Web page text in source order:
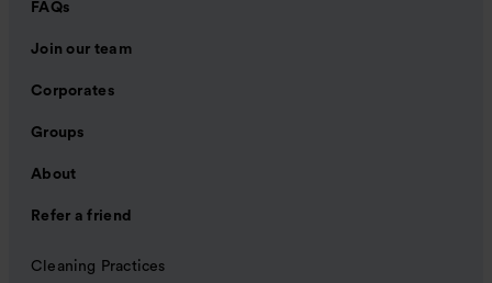
FAQs
Join our team
Corporates
Groups
About
Refer a friend
Cleaning Practices